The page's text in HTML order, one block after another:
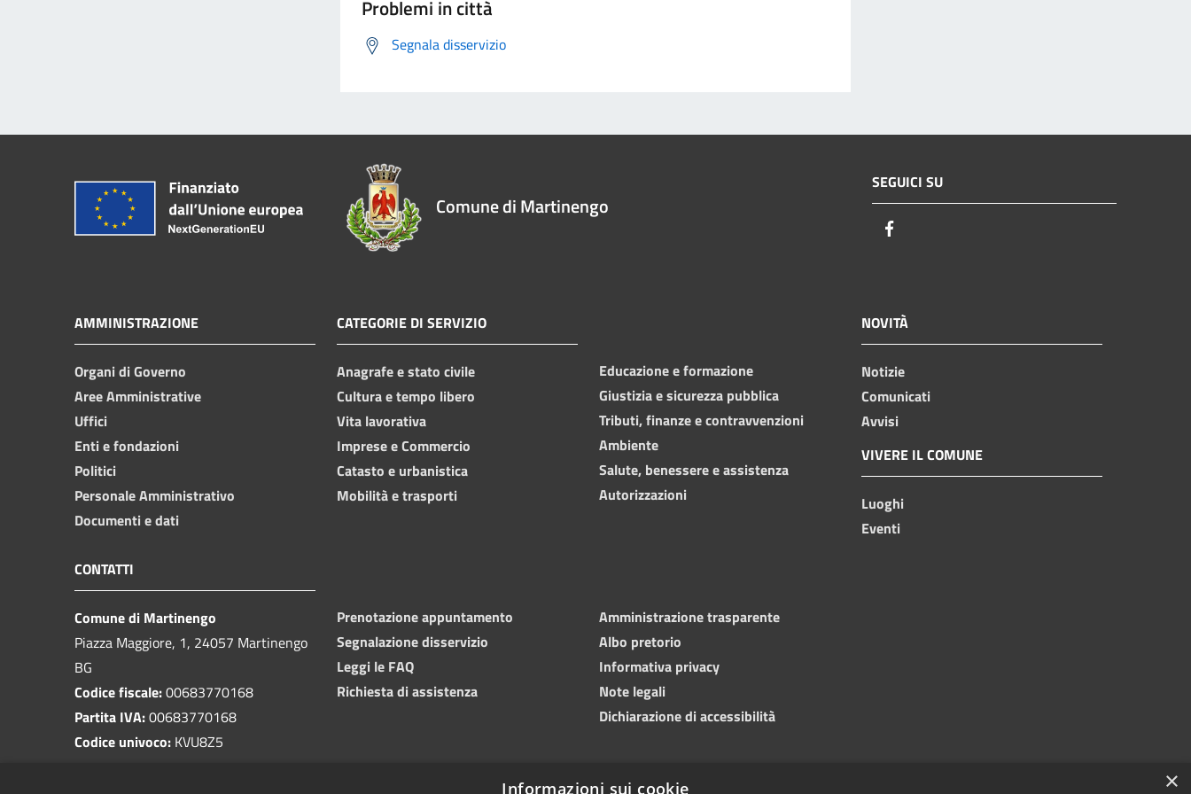
Problemi in città
Segnala disservizio
Comune di Martinengo
SEGUICI SU
AMMINISTRAZIONE
Organi di Governo
Aree Amministrative
Uffici
Enti e fondazioni
Politici
Personale Amministrativo
Documenti e dati
CATEGORIE DI SERVIZIO
Anagrafe e stato civile
Cultura e tempo libero
Vita lavorativa
Imprese e Commercio
Catasto e urbanistica
Mobilità e trasporti
Educazione e formazione
Giustizia e sicurezza pubblica
Tributi, finanze e contravvenzioni
Ambiente
Salute, benessere e assistenza
Autorizzazioni
NOVITÀ
Notizie
Comunicati
Avvisi
VIVERE IL COMUNE
Luoghi
Eventi
CONTATTI
Comune di Martinengo
Piazza Maggiore, 1, 24057 Martinengo
BG
Codice fiscale:00683770168
Partita IVA:00683770168
Codice univoco: KVU8Z5
Prenotazione appuntamento
Segnalazione disservizio
Leggi le FAQ
Richiesta di assistenza
Amministrazione trasparente
Albo pretorio
Informativa privacy
Note legali
Dichiarazione di accessibilità
×
Informazioni sui cookie